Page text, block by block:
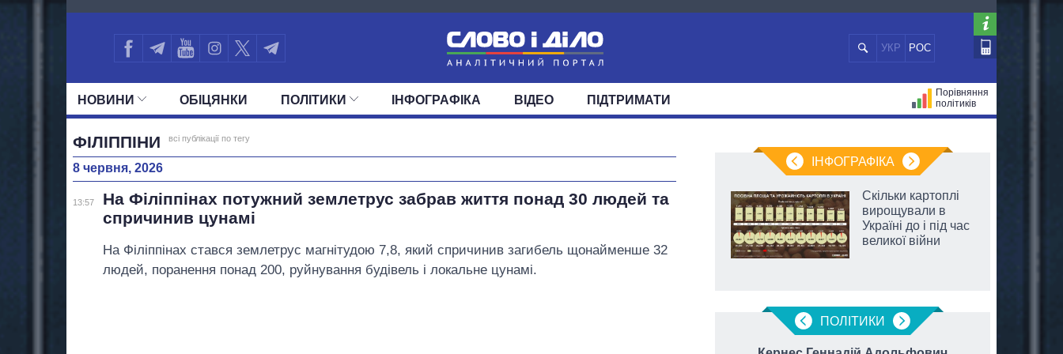
782
УКР РОС
НОВИНИ ОБIЦЯНКИ ПОЛIТИКИ
УСІ ПОЛІТИКИ
ІНФОГРАФІКА ВІДЕО ПІДТРИМАТИ
Порівняння
політиків
ФІЛІППІНИ всі публікації по тегу
8 червня, 2026
13:57
На Філіппінах потужний землетрус забрав життя понад 30 людей та
спричинив цунамі
На Філіппінах стався землетрус магнітудою 7,8, який спричинив загибель щонайменше 32
людей, поранення понад 200, руйнування будівель і локальне цунамі.
ІНФОГРАФІКА
Вісім масованих
ударів по Україні
головною ціллю
Скільки картоплі
вирощували в
Україні до і під час
великої війни
ПОЛIТИКИ